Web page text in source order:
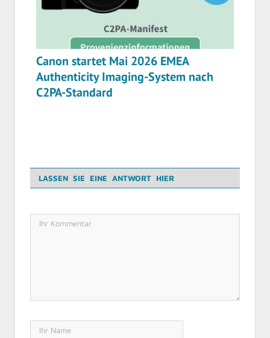
Canon startet Mai 2026 EMEA
Authenticity Imaging-System nach
C2PA-Standard
LASSEN SIE EINE ANTWORT HIER